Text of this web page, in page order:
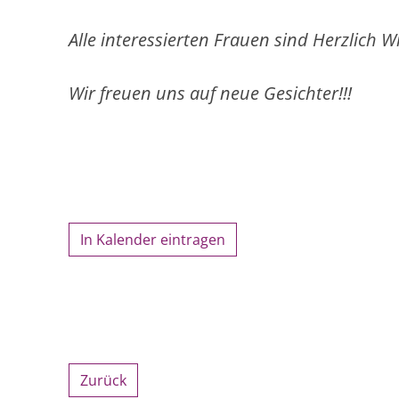
Alle interessierten Frauen sind Herzlich
Wir freuen uns auf neue Gesichter!!!
In Kalender eintragen
Zurück